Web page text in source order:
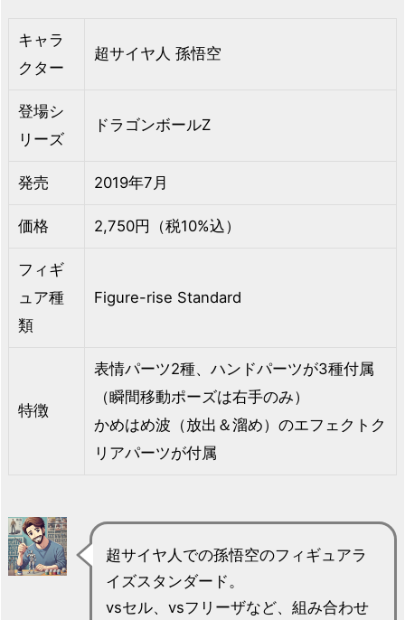
キャラ
クター
超サイヤ人 孫悟空
登場シ
リーズ
ドラゴンボールZ
発売 2019年7月
価格 2,750円（税10%込）
フィギ
ュア種
類
Figure-rise Standard
特徴
表情パーツ2種、ハンドパーツが3種付属
（瞬間移動ポーズは右手のみ）
かめはめ波（放出＆溜め）のエフェクトク
リアパーツが付属
超サイヤ人での孫悟空のフィギュアラ
イズスタンダード。
vsセル、vsフリーザなど、組み合わせ